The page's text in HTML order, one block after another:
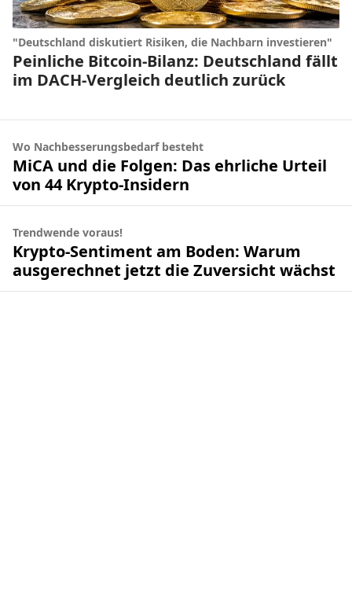
"Deutschland diskutiert Risiken, die Nachbarn investieren"
Peinliche Bitcoin-Bilanz: Deutschland fällt
im DACH-Vergleich deutlich zurück
Wo Nachbesserungsbedarf besteht
MiCA und die Folgen: Das ehrliche Urteil
von 44 Krypto-Insidern
Trendwende voraus!
Krypto-Sentiment am Boden: Warum
ausgerechnet jetzt die Zuversicht wächst